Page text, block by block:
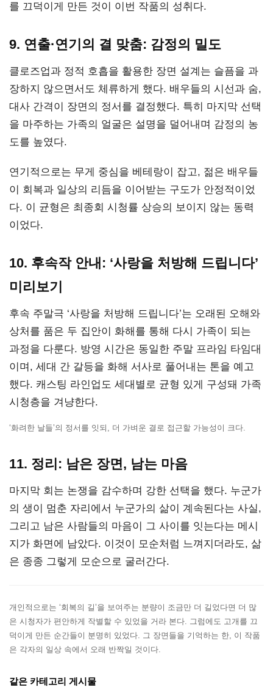
를 끄덕이게 만든 것이 이번 작품의 성취다.
9. 연출·연기의 결 맞춤: 감정의 밀도
클로즈업과 정적 호흡을 활용한 장면 설계는 슬픔을 과
장하지 않으면서도 체류하게 했다. 배우들의 시선과 숨,
대사 간격이 장면의 정서를 결정했다. 특히 마지막 선택
을 마주하는 가족의 얼굴은 설명을 덜어내며 감정의 농
도를 높였다.
연기적으로는 무게 중심을 베테랑이 잡고, 젊은 배우들
이 회복과 일상의 리듬을 이어받는 구도가 안정적이었
다. 이 균형은 최종회 시청률 상승의 보이지 않는 동력
이었다.
10. 후속작 안내: ‘사랑을 처방해 드립니다’
미리보기
후속 주말극 ‘사랑을 처방해 드립니다’는 오래된 오해와
상처를 품은 두 집안이 화해를 통해 다시 가족이 되는
과정을 다룬다. 방영 시간은 동일한 주말 프라임 타임대
이며, 세대 간 갈등을 화해 서사로 풀어내는 톤을 예고
했다. 캐스팅 라인업도 세대별로 균형 있게 구성돼 가족
시청층을 겨냥한다.
‘화려한 날들’의 정서를 잇되, 더 가벼운 결로 접근할 가능성이 크다.
11. 정리: 남은 장면, 남는 마음
마지막 회는 논쟁을 감수하며 강한 선택을 했다. 누군가
의 생이 멈춘 자리에서 누군가의 삶이 계속된다는 사실,
그리고 남은 사람들의 마음이 그 사이를 잇는다는 메시
지가 화면에 남았다. 이것이 모순처럼 느껴지더라도, 삶
은 종종 그렇게 모순으로 굴러간다.
개인적으로는 ‘회복의 길’을 보여주는 분량이 조금만 더 길었다면 더 많
은 시청자가 편안하게 작별할 수 있었을 거라 본다. 그럼에도 고개를 끄
덕이게 만든 순간들이 분명히 있었다. 그 장면들을 기억하는 한, 이 작품
은 각자의 일상 속에서 오래 반짝일 것이다.
같은 카테고리 게시물